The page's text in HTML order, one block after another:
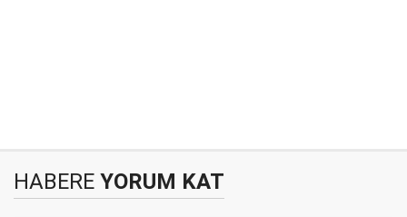
HABERE YORUM KAT